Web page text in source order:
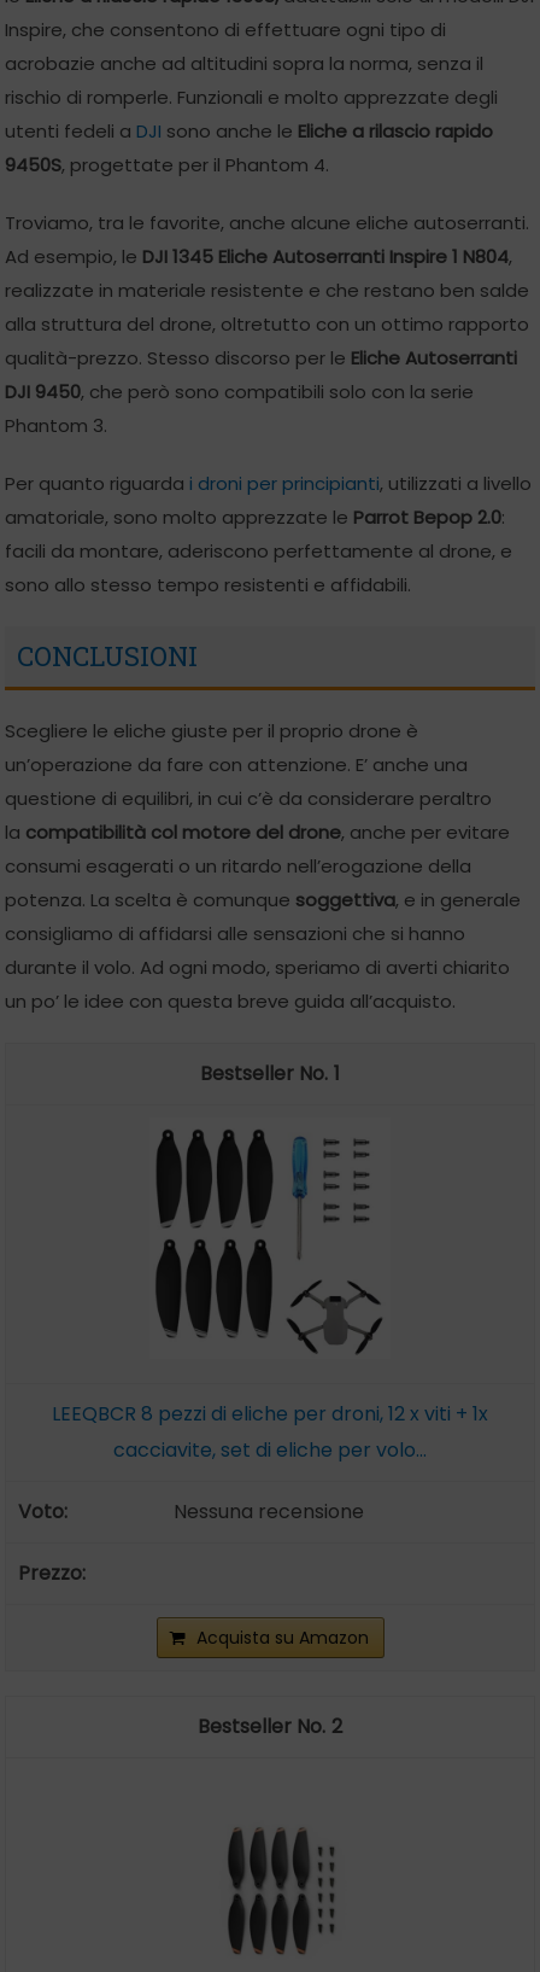
Inspire, che consentono di effettuare ogni tipo di
acrobazie anche ad altitudini sopra la norma, senza il
rischio di romperle. Funzionali e molto apprezzate degli
utenti fedeli a DJI sono anche le Eliche a rilascio rapido
9450S, progettate per il Phantom 4.
Troviamo, tra le favorite, anche alcune eliche autoserranti.
Ad esempio, le DJI 1345 Eliche Autoserranti Inspire 1 N804,
realizzate in materiale resistente e che restano ben salde
alla struttura del drone, oltretutto con un ottimo rapporto
qualità-prezzo. Stesso discorso per le Eliche Autoserranti
DJI 9450, che però sono compatibili solo con la serie
Phantom 3.
Per quanto riguarda i droni per principianti, utilizzati a livello
amatoriale, sono molto apprezzate le Parrot Bepop 2.0:
facili da montare, aderiscono perfettamente al drone, e
sono allo stesso tempo resistenti e affidabili.
CONCLUSIONI
Scegliere le eliche giuste per il proprio drone è
un’operazione da fare con attenzione. E’ anche una
questione di equilibri, in cui c’è da considerare peraltro
la compatibilità col motore del drone, anche per evitare
consumi esagerati o un ritardo nell’erogazione della
potenza. La scelta è comunque soggettiva, e in generale
consigliamo di affidarsi alle sensazioni che si hanno
durante il volo. Ad ogni modo, speriamo di averti chiarito
un po’ le idee con questa breve guida all’acquisto.
1
LEEQBCR 8 pezzi di eliche per droni, 12 x viti + 1x
cacciavite, set di eliche per volo...
Nessuna recensione
Acquista su Amazon
2